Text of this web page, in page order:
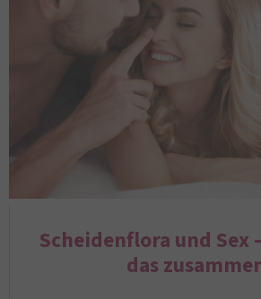
Scheidenflora und Sex
das